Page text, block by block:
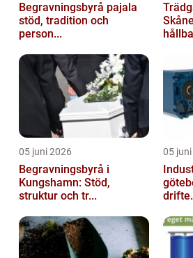
Begravningsbyrå pajala
stöd, tradition och
person...
05 juni 2026
Begravningsbyrå i
Kungshamn: Stöd,
struktur och tr...
05
göteborg